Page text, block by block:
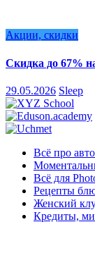
Акции, скидки
Скидка до 67%
29.05.2026 Sleep
Всё про
Всё для
Рецепты
Женский
Кредиты,